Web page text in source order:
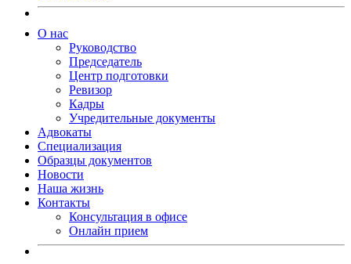
О нас
Руководство
Председатель
Центр подготовки
Ревизор
Кадры
Учредительные документы
Адвокаты
Специализация
Образцы документов
Новости
Наша жизнь
Контакты
Консультация в офисе
Онлайн прием